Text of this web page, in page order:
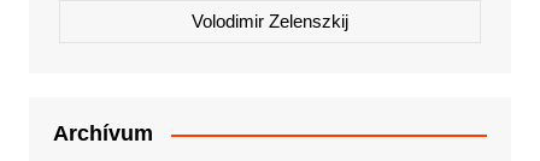
Volodimir Zelenszkij
Archívum